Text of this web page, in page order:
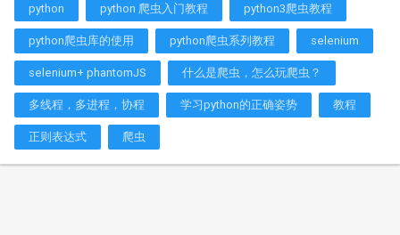
python python 爬虫入门教程 python3爬虫教程
python爬虫库的使用 python爬虫系列教程 selenium
selenium+ phantomJS 什么是爬虫，怎么玩爬虫？
多线程，多进程，协程 学习python的正确姿势 教程
正则表达式 爬虫